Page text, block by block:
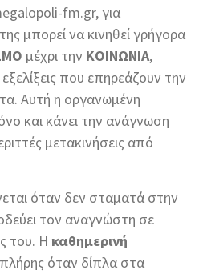
fm.gr, για
μπορεί να κινηθεί γρήγορα
μέχρι την ΚΟΙΝΩΝΙΑ,
που επηρεάζουν την
Αυτή η οργανωμένη
και κάνει την ανάγνωση
μετακινήσεις από
όταν δεν σταματά στην
τον αναγνώστη σε
του. Η καθημερινή
πλήρης όταν δίπλα στα